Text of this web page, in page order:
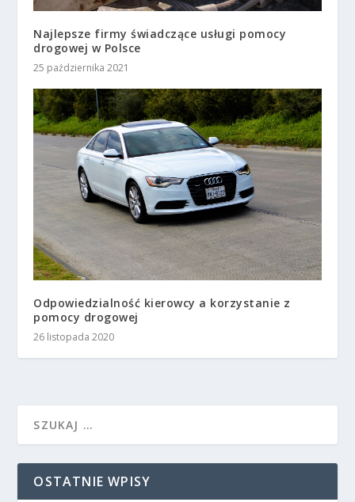
Najlepsze firmy świadczące usługi pomocy
drogowej w Polsce
25 października 2021
Odpowiedzialność kierowcy a korzystanie z
pomocy drogowej
26 listopada 2020
OSTATNIE WPISY